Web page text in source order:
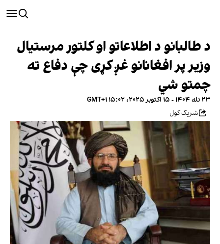
د طالبانو د اطلاعاتو او کلتور مرستیال
وزیر پر افغانانو غږ کړی چې دفاع ته
چمتو شي
۲۳ تله ۱۴۰۴ - ۱۵ اکتوبر ۲۰۲۵، ۱۵:۰۲ GMT+۱
شریک کول